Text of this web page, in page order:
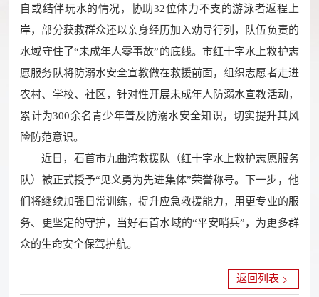
自或结伴玩水的情况，协助32位体力不支的游泳者返程上
岸，部分获救群众还以亲身经历加入劝导行列，队伍负责的
水域守住了“未成年人零事故”的底线。市红十字水上救护志
愿服务队将防溺水安全宣教做在救援前面，组织志愿者走进
农村、学校、社区，针对性开展未成年人防溺水宣教活动，
累计为300余名青少年普及防溺水安全知识，切实提升其风
险防范意识。
近日，石首市九曲湾救援队（红十字水上救护志愿服务
队）被正式授予“见义勇为先进集体”荣誉称号。下一步，他
们将继续加强日常训练，提升应急救援能力，用更专业的服
务、更坚定的守护，当好石首水域的“平安哨兵”，为更多群
众的生命安全保驾护航。
返回列表